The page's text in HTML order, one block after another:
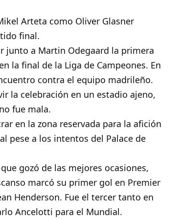
Arteta como Oliver Glasner
final.
junto a Martin Odegaard la primera
la final de la Liga de Campeones. En
contra el equipo madrileño.
la celebración en un estadio ajeno,
fue mala.
en la zona reservada para la afición
pese a los intentos del Palace de
gozó de las mejores ocasiones,
marcó su primer gol en Premier
Henderson. Fue el tercer tanto en
Ancelotti para el Mundial.